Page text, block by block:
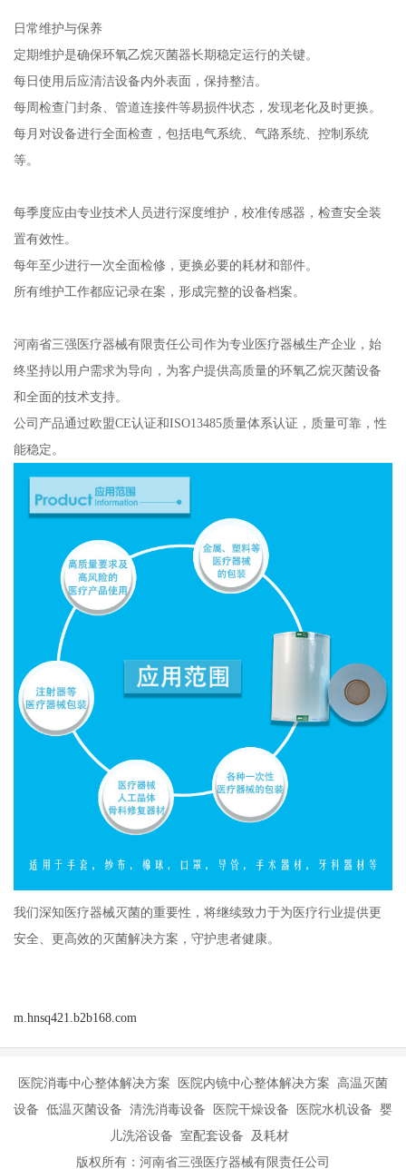
日常维护与保养
定期维护是确保环氧乙烷灭菌器长期稳定运行的关键。
每日使用后应清洁设备内外表面，保持整洁。
每周检查门封条、管道连接件等易损件状态，发现老化及时更换。
每月对设备进行全面检查，包括电气系统、气路系统、控制系统
等。
每季度应由专业技术人员进行深度维护，校准传感器，检查安全装
置有效性。
每年至少进行一次全面检修，更换必要的耗材和部件。
所有维护工作都应记录在案，形成完整的设备档案。
河南省三强医疗器械有限责任公司作为专业医疗器械生产企业，始
终坚持以用户需求为导向，为客户提供高质量的环氧乙烷灭菌设备
和全面的技术支持。
公司产品通过欧盟CE认证和ISO13485质量体系认证，质量可靠，性
能稳定。
我们深知医疗器械灭菌的重要性，将继续致力于为医疗行业提供更
安全、更高效的灭菌解决方案，守护患者健康。
m.hnsq421.b2b168.com
医院消毒中心整体解决方案 医院内镜中心整体解决方案 高温灭菌
设备 低温灭菌设备 清洗消毒设备 医院干燥设备 医院水机设备 婴
儿洗浴设备 室配套设备 及耗材
版权所有：河南省三强医疗器械有限责任公司